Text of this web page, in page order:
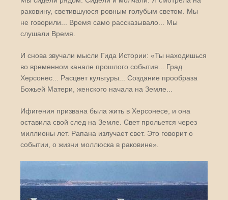
раковину, светившуюся ровным голубым светом. Мы
не говорили... Время само рассказывало... Мы
слушали Время.
И снова звучали мысли Гида Истории: «Ты находишься
во временном канале прошлого события... Град
Херсонес... Расцвет культуры... Создание прообраза
Божьей Матери, женского начала на Земле...
Ифигения призвана была жить в Херсонесе, и она
оставила свой след на Земле. Свет прольется через
миллионы лет. Рапана излучает свет. Это говорит о
событии, о жизни моллюска в раковине».